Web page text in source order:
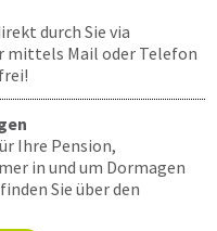
durch Sie via
mittels Mail oder Telefon
Ihre Pension,
in und um Dormagen
Sie über den